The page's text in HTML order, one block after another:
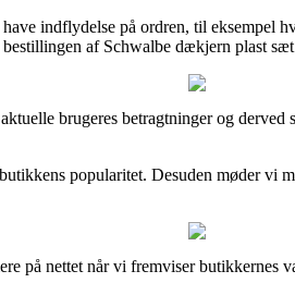
indflydelse på ordren, til eksempel
af Schwalbe dækjern plast
brugeres betragtninger og
popularitet. Desuden møder vi
på nettet når vi fremviser butikkernes